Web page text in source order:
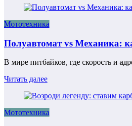
Мототехника
Полуавтомат vs Механика:
В мире питбайков, где скорость и
Читать далее
Мототехника